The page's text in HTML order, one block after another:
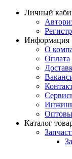
Личный
Информация
О
Оплата
Каталог